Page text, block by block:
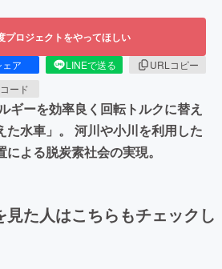
プロジェクトをやってほしい
ェア LINEで送る
URLコピー
ード
ギーを効率良く回転トルクに替え
た水車」。 河川や小川を利用した
よる脱炭素社会の実現。
見た人はこちらもチェックし